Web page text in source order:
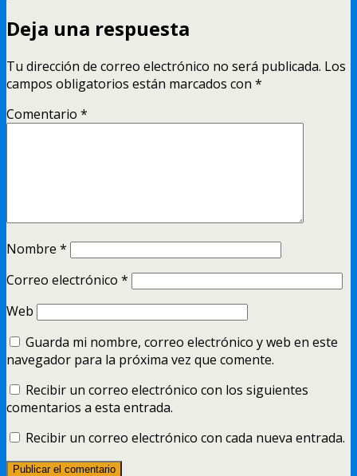
Deja una respuesta
Tu dirección de correo electrónico no será publicada. Los
campos obligatorios están marcados con *
Comentario *
Nombre *
Correo electrónico *
Web
Guarda mi nombre, correo electrónico y web en este
navegador para la próxima vez que comente.
Recibir un correo electrónico con los siguientes
comentarios a esta entrada.
Recibir un correo electrónico con cada nueva entrada.